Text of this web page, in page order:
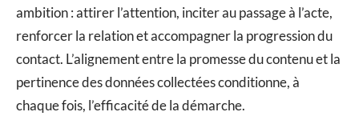
ambition : attirer l’attention, inciter au passage à l’acte,
renforcer la relation et accompagner la progression du
contact. L’alignement entre la promesse du contenu et la
pertinence des données collectées conditionne, à
chaque fois, l’efficacité de la démarche.